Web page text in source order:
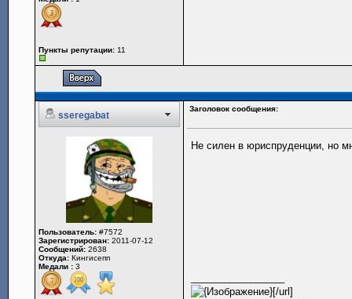
Пункты репутации: 11
sseregabat
Заголовок сообщения:
Пользователь: #7572
Зарегистрирован: 2011-07-12
Сообщений: 2638
Откуда: Кингисепп
Медали : 3
Не силен в юриспруденции, но
[/url]